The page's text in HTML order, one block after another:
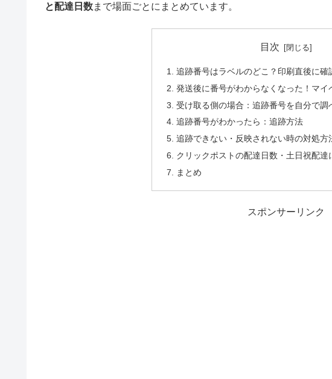
と配達日数まで場面ごとにまとめています。
目次
追跡番号はラベルのどこ？印刷直後に確
発送後に番号がわからなくなった！マイ
受け取る側の場合：追跡番号を自分で調
追跡番号がわかったら：追跡方法
追跡できない・反映されない時の対処方
クリックポストの配達日数・土日祝配達
まとめ
スポンサーリンク